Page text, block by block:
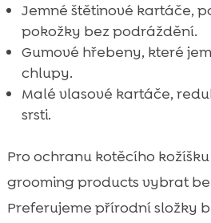
Jemné štětinové kartáče,
pokožky bez podráždění.
Gumové hřebeny, které
chlupy.
Malé vlasové kartáče,
srsti.
Pro ochranu kotěcího
grooming products vybrat
Preferujeme přírodní složky